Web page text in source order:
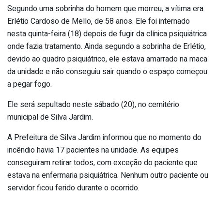
Segundo uma sobrinha do homem que morreu, a vítima era
Erlétio Cardoso de Mello, de 58 anos. Ele foi internado
nesta quinta-feira (18) depois de fugir da clínica psiquiátrica
onde fazia tratamento. Ainda segundo a sobrinha de Erlétio,
devido ao quadro psiquiátrico, ele estava amarrado na maca
da unidade e não conseguiu sair quando o espaço começou
a pegar fogo.
Ele será sepultado neste sábado (20), no cemitério
municipal de Silva Jardim.
A Prefeitura de Silva Jardim informou que no momento do
incêndio havia 17 pacientes na unidade. As equipes
conseguiram retirar todos, com exceção do paciente que
estava na enfermaria psiquiátrica. Nenhum outro paciente ou
servidor ficou ferido durante o ocorrido.